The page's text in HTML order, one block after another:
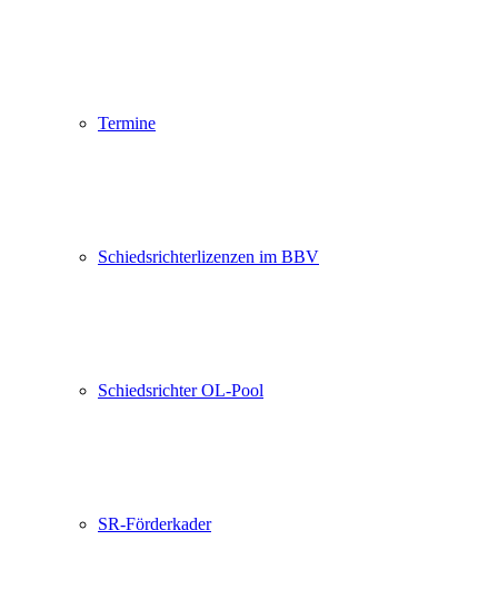
Termine
Schiedsrichterlizenzen im BBV
Schiedsrichter OL-Pool
SR-Förderkader